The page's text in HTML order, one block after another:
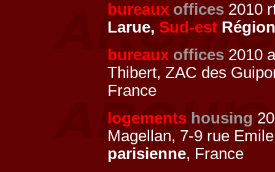
bureaux offices 2010
Larue, Sud-est
bureaux offices 2010
Thibert, ZAC des
France
logements housing
Magellan, 7-9 rue
parisienne, France